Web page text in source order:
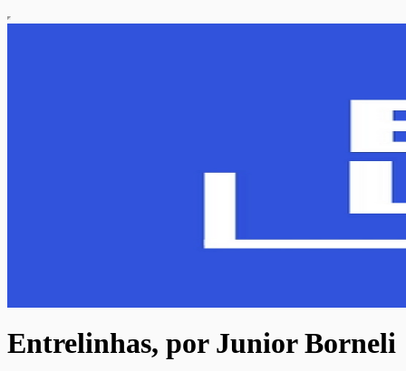
Entrelinhas, por Junior Borneli